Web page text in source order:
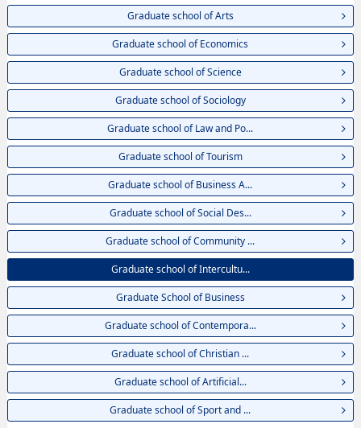
Graduate school of Arts
Graduate school of Economics
Graduate school of Science
Graduate school of Sociology
Graduate school of Law and Po...
Graduate school of Tourism
Graduate school of Business A...
Graduate school of Social Des...
Graduate school of Community ...
Graduate school of Intercultu...
Graduate School of Business
Graduate school of Contempora...
Graduate school of Christian ...
Graduate school of Artificial...
Graduate school of Sport and ...